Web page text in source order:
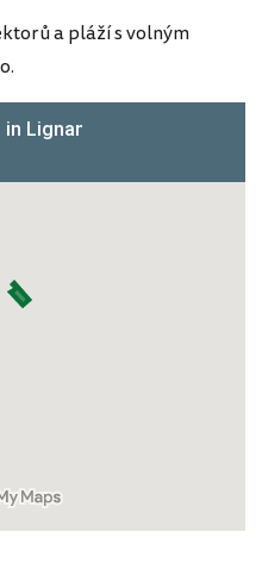
a pláží s volným